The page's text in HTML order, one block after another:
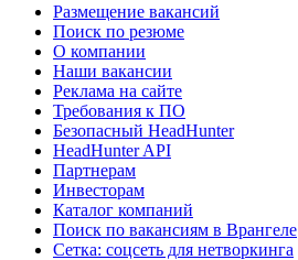
Размещение вакансий
Поиск по резюме
О компании
Наши вакансии
Реклама на сайте
Требования к ПО
Безопасный HeadHunter
HeadHunter API
Партнерам
Инвесторам
Каталог компаний
Поиск по вакансиям в Врангеле
Сетка: соцсеть для нетворкинга